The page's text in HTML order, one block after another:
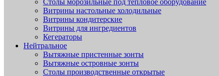
Столы морозильные под тепловое оборудование
Витрины настольные холодильные
Витрины кондитерские
Витрины для ингредиентов
Кегераторы
Нейтральное
Вытяжные пристенные зонты
Вытяжные островные зонты
Столы производственные открытые